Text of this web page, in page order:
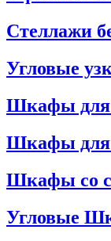
Стеллажи
Угловые
Шкафы для
Шкафы для
Шкафы со
Угловые